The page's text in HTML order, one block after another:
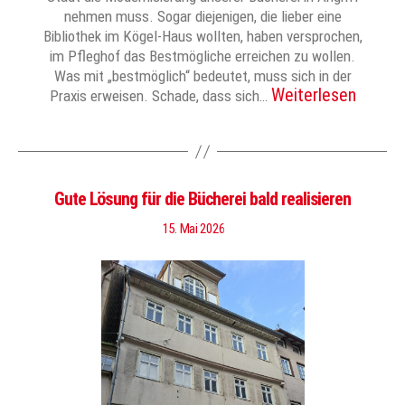
nehmen muss. Sogar diejenigen, die lieber eine
Bibliothek im Kögel-Haus wollten, haben versprochen,
im Pfleghof das Bestmögliche erreichen zu wollen.
Was mit „bestmöglich“ bedeutet, muss sich in der
Praxis erweisen. Schade, dass sich… Weiterlesen
Gute Lösung für die Bücherei bald realisieren
15. Mai 2026